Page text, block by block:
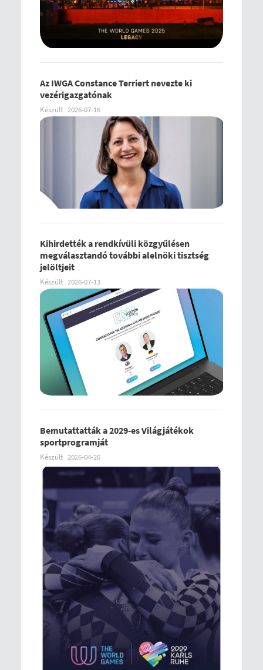
Az IWGA Constance Terriert nevezte ki
vezérigazgatónak
Készült 2026-07-16
Kihirdették a rendkívüli közgyűlésen
megválasztandó további alelnöki tisztség
jelöltjeit
Készült 2026-07-13
Bemutattatták a 2029-es Világjátékok
sportprogramját
Készült 2026-04-26